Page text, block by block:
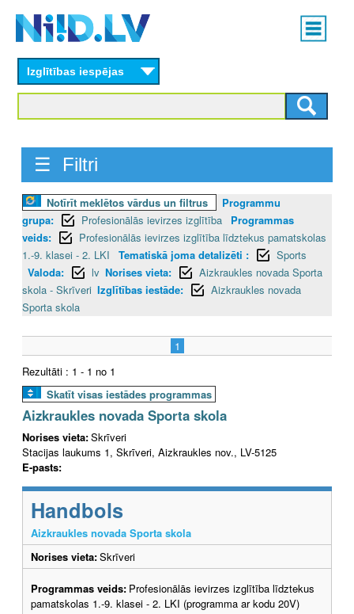
content
Main
menu
Izglītības iespējas
☰ Filtri
Notīrīt meklētos vārdus un filtrus
Programmu
grupa:
Profesionālās ievirzes izglītība
Programmas
veids:
Profesionālās ievirzes izglītība līdztekus pamatskolas
1.-9. klasei - 2. LKI
Tematiskā joma detalizēti :
Sports
Valoda:
lv Norises vieta:
Aizkraukles novada Sporta
skola - Skrīveri Izglītības iestāde:
Aizkraukles novada
Sporta skola
1
Rezultāti : 1 - 1 no 1
Skatīt visas iestādes programmas
Aizkraukles novada Sporta skola
Norises vieta:Skrīveri
Stacijas laukums 1, Skrīveri, Aizkraukles nov., LV-5125
E-pasts:
Handbols
Aizkraukles novada Sporta skola
Norises vieta:Skrīveri
Programmas veids: Profesionālās ievirzes izglītība līdztekus
pamatskolas 1.-9. klasei - 2. LKI (programma ar kodu 20V)